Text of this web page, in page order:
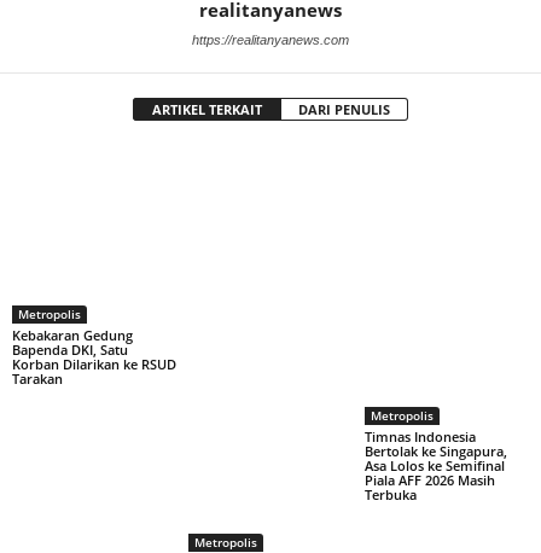
realitanyanews
https://realitanyanews.com
ARTIKEL TERKAIT DARI PENULIS
Metropolis
Kebakaran Gedung
Bapenda DKI, Satu
Korban Dilarikan ke RSUD
Tarakan
Metropolis
Metropolis
Timnas Indonesia
Bertolak ke Singapura,
Asa Lolos ke Semifinal
Piala AFF 2026 Masih
Terbuka